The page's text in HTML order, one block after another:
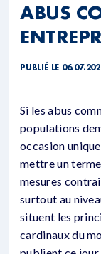
ABUS
PUBLIÉ LE
Si les abus
populations
occasion
mettre un
mesures
surtout au
situent les
cardinaux du